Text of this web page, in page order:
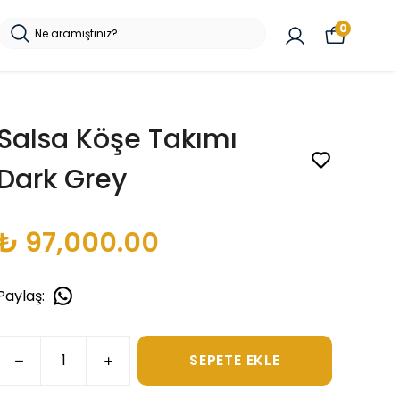
0
Köşe Takımı
Grey
97,000.00
:
SEPETE EKLE